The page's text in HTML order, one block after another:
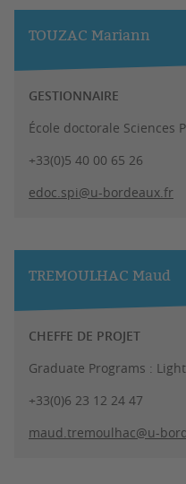
TOUZAC Mariann
GESTIONNAIRE
École doctorale Sciences
+33(0)5 40 00 65 26
edoc.spi@u-bordeaux.fr
TREMOULHAC Maud
CHEFFE DE PROJET
Graduate Programs :
+33(0)6 23 12 24 47
maud.tremoulhac@u-